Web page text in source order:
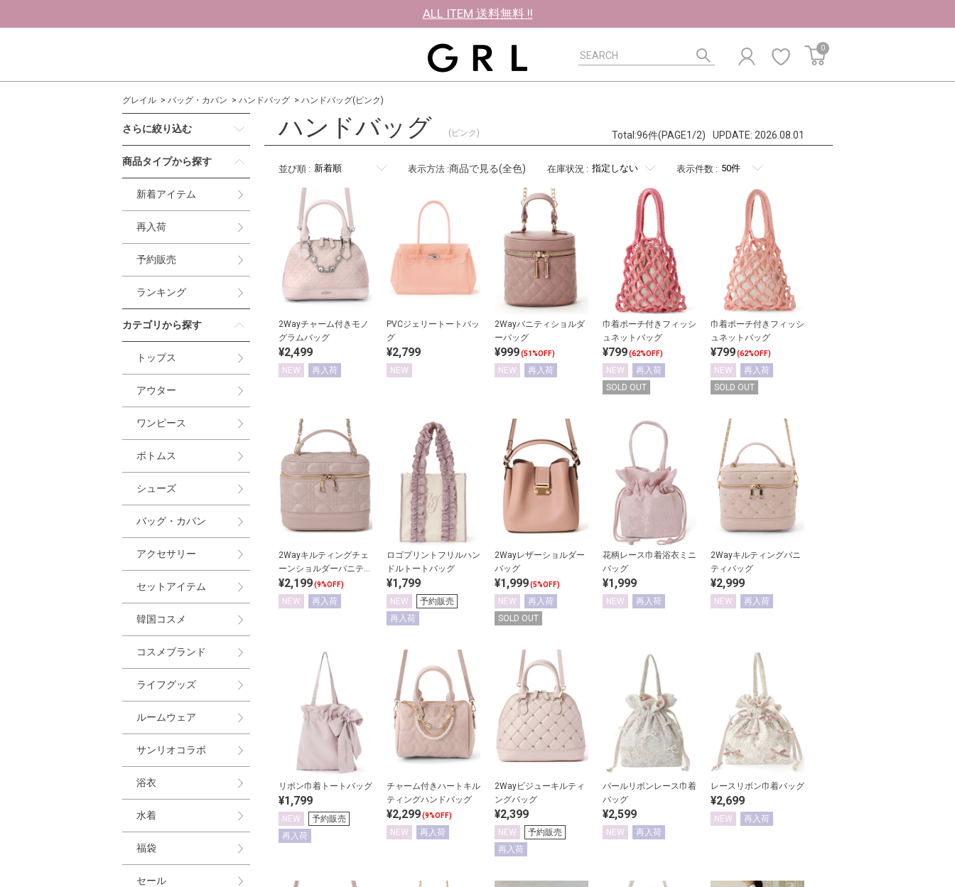
ALL ITEM 送料無料 !!
0
グレイル バッグ・カバン ハンドバッグ ハンドバッグ(ピンク)
さらに絞り込む
商品タイプから探す
新着アイテム
再入荷
予約販売
ランキング
カテゴリから探す
トップス
アウター
ワンピース
ボトムス
シューズ
バッグ・カバン
アクセサリー
セットアイテム
韓国コスメ
コスメブランド
ライフグッズ
ルームウェア
サンリオコラボ
浴衣
水着
福袋
セール
ハンドバッグ (ピンク) Total:96件(PAGE1/2) UPDATE: 2026.08.01
並び順 : 表示方法 :商品で見る(全色) 在庫状況 : 表示件数 :
2Wayチャーム付きモノ
グラムバッグ
¥2,499
NEW 再入荷
PVCジェリートートバッ
グ
¥2,799
NEW
2Wayバニティショルダ
ーバッグ
¥999(51%OFF)
NEW 再入荷
巾着ポーチ付きフィッシ
ュネットバッグ
¥799(62%OFF)
NEW
再入荷
SOLD OUT
巾着ポーチ付きフィッシ
ュネットバッグ
¥799(62%OFF)
NEW
再入荷
SOLD OUT
2Wayキルティングチェ
ーンショルダーバニティ
バッグ
¥2,199(9%OFF)
NEW 再入荷
ロゴプリントフリルハン
ドルトートバッグ
¥1,799
NEW
予約販売
再入荷
2Wayレザーショルダー
バッグ
¥1,999(5%OFF)
NEW
再入荷
SOLD OUT
花柄レース巾着浴衣ミニ
バッグ
¥1,999
NEW 再入荷
2Wayキルティングバニ
ティバッグ
¥2,999
NEW 再入荷
リボン巾着トートバッグ
¥1,799
NEW
予約販売
再入荷
チャーム付きハートキル
ティングハンドバッグ
¥2,299(9%OFF)
NEW 再入荷
2Wayビジューキルティ
ングバッグ
¥2,399
NEW
予約販売
再入荷
パールリボンレース巾着
バッグ
¥2,599
NEW 再入荷
レースリボン巾着バッグ
¥2,699
NEW 再入荷